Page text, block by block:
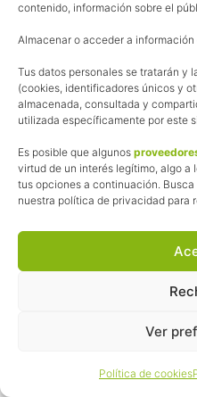
contenido, información sobre el
Almacenar o acceder a
Tus datos personales se tratarán y
(cookies, identificadores únicos y
almacenada, consultada y
utilizada específicamente por este
Es posible que algunos
virtud de un interés legítimo, algo a
tus opciones a continuación.
nuestra política de privacidad para
Ver
Política de cookies
Nombre*
Correo electrónico*